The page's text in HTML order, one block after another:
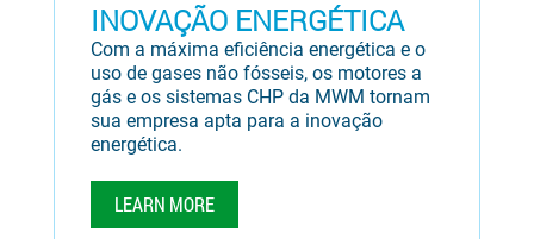
INOVAÇÃO ENERGÉTICA
Com a máxima eficiência energética e o
uso de gases não fósseis, os motores a
gás e os sistemas CHP da MWM tornam
sua empresa apta para a inovação
energética.
LEARN MORE